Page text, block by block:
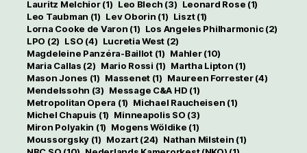
Lauritz Melchior(1) Leo Blech (3) Leonard Rose (1)
Leo Taubman (1) Lev Oborin (1) Liszt(1)
Lorna Cooke de Varon (1) Los Angeles Philharmonic(2)
LPO (2) LSO (4) Lucretia West (2)
Magdeleine Panzéra-Baillot(1) Mahler(10)
Maria Callas (2) Mario Rossi (1) Martha Lipton (1)
Mason Jones (1) Massenet(1) Maureen Forrester(4)
Mendelssohn (3) Message C&A HD (1)
Metropolitan Opera (1) Michael Raucheisen (1)
Michel Chapuis (1) Minneapolis SO (3)
Miron Polyakin (1) Mogens Wöldike (1)
Moussorgsky(1) Mozart(24) Nathan Milstein (1)